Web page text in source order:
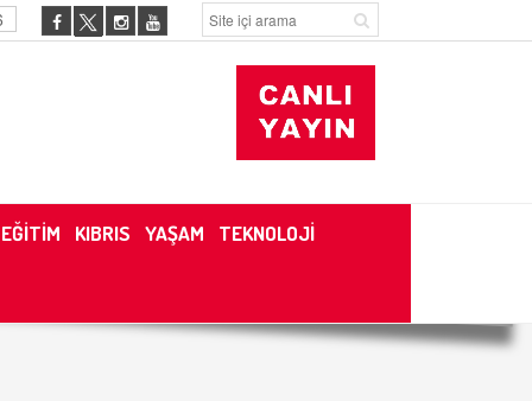
EĞİTİM KIBRIS YAŞAM TEKNOLOJİ